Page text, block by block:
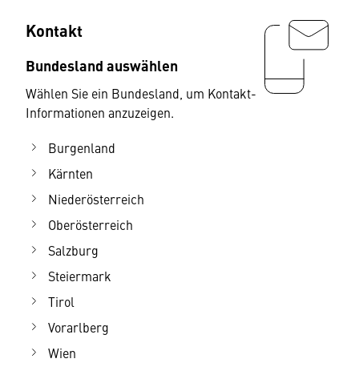
Kontakt
Bundesland auswählen
Wählen Sie ein Bundesland, um Kontakt-
Informationen anzuzeigen.
Burgenland
Kärnten
Niederösterreich
Oberösterreich
Salzburg
Steiermark
Tirol
Vorarlberg
Wien